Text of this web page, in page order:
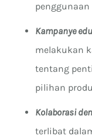
Kampanye
melakukan
tentang
pilihan
Kolaborasi
terlibat